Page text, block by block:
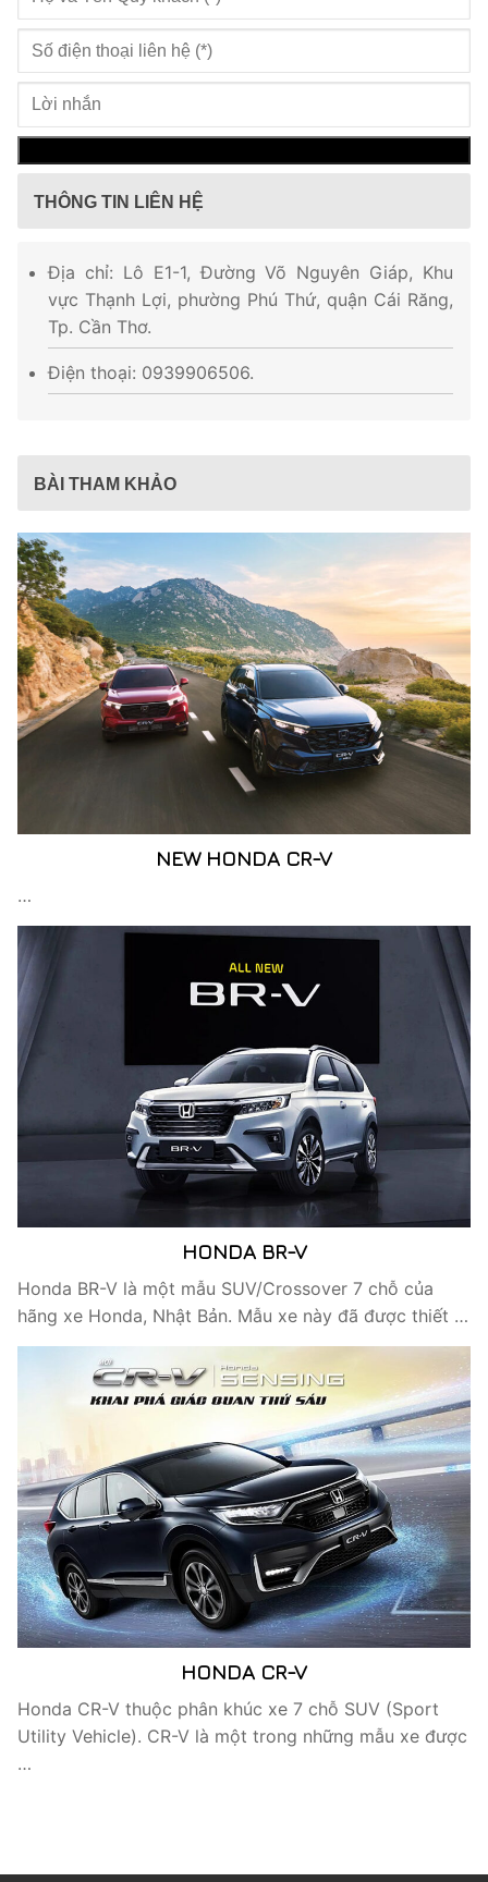
THÔNG TIN LIÊN HỆ
Địa chỉ: Lô E1-1, Đường Võ Nguyên Giáp, Khu
vực Thạnh Lợi, phường Phú Thứ, quận Cái Răng,
Tp. Cần Thơ.
Điện thoại: 0939906506.
BÀI THAM KHẢO
NEW HONDA CR-V
…
HONDA BR-V
Honda BR-V là một mẫu SUV/Crossover 7 chỗ của
hãng xe Honda, Nhật Bản. Mẫu xe này đã được thiết …
HONDA CR-V
Honda CR-V thuộc phân khúc xe 7 chỗ SUV (Sport
Utility Vehicle). CR-V là một trong những mẫu xe được
…